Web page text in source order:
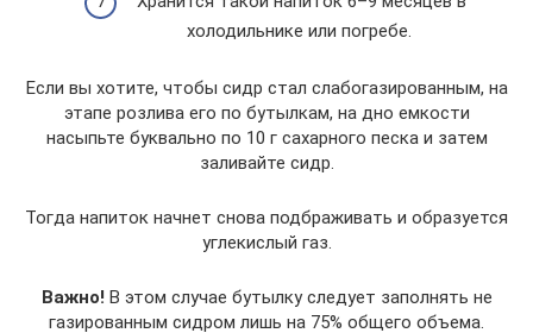
холодильнике или погребе.
Если вы хотите, чтобы сидр стал слабогазированным, на
этапе розлива его по бутылкам, на дно емкости
насыпьте буквально по 10 г сахарного песка и затем
заливайте сидр.
Тогда напиток начнет снова подбраживать и образуется
углекислый газ.
Важно! В этом случае бутылку следует заполнять не
газированным сидром лишь на 75% общего объема.